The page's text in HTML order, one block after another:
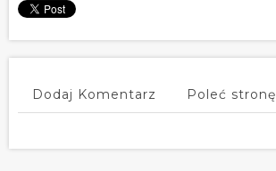
Dodaj Komentarz Poleć stronę